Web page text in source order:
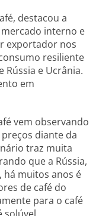
destacou a
interno e
exportador nos
resiliente
e Ucrânia.
em
vem observando
diante da
traz muita
que a Rússia,
há muitos anos é
de café do
para o café